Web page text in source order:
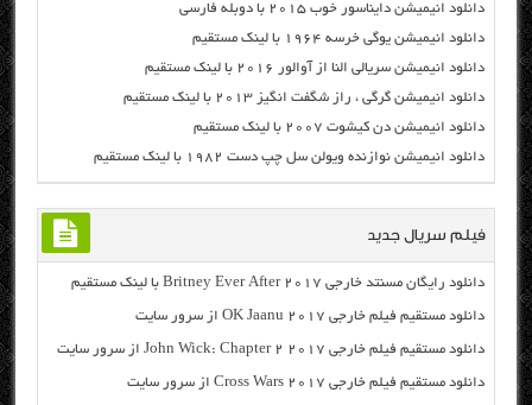
دانلود انیمیشن دایناسور خوب ۲۰۱۵ با دوبله فارسی
دانلود انیمیشن یوگی خرسه ۱۹۶۴ با لینک مستقیم
دانلود انیمیشن سریالی النا از آوالور ۲۰۱۶ با لینک مستقیم
دانلود انیمیشن گرگی ، راز شگفت انگیز ۲۰۱۳ با لینک مستقیم
دانلود انیمیشن دن کیشوت ۲۰۰۷ با لینک مستقیم
دانلود انیمیشن نوازنده ویولن سل چپ دست ۱۹۸۲ با لینک مستقیم
فیلم سریال جدید
دانلود رایگان مسنتد خارجی Britney Ever After 2017 با لینک مستقیم
دانلود مستقیم فیلم خارجی OK Jaanu 2017 از سرور سایت
دانلود مستقیم فیلم خارجی John Wick: Chapter 2 2017 از سرور سایت
دانلود مستقیم فیلم خارجی Cross Wars 2017 از سرور سایت